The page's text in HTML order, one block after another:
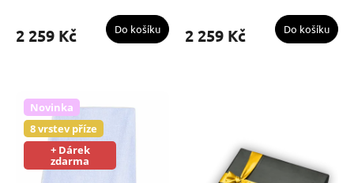
2 259 Kč Do košíku 2 259 Kč Do košíku
Novinka
8 vrstev příze
+ Dárek
zdarma